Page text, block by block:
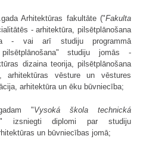
Arhitektūras fakultāte ("Fakulta
- arhitektūra, pilsētplānošana
- vai arī studiju programmā
studiju jomās -
dizaina teorija, pilsētplānošana
arhitektūras vēsture un vēstures
arhitektūra un ēku būvniecība;
"Vysoká škola technická
izsniegti diplomi par studiju
un būvniecības jomā;